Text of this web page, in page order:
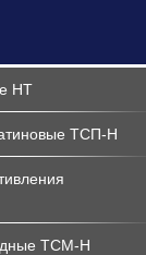
НТ
ТСП-Н
ТСМ-Н